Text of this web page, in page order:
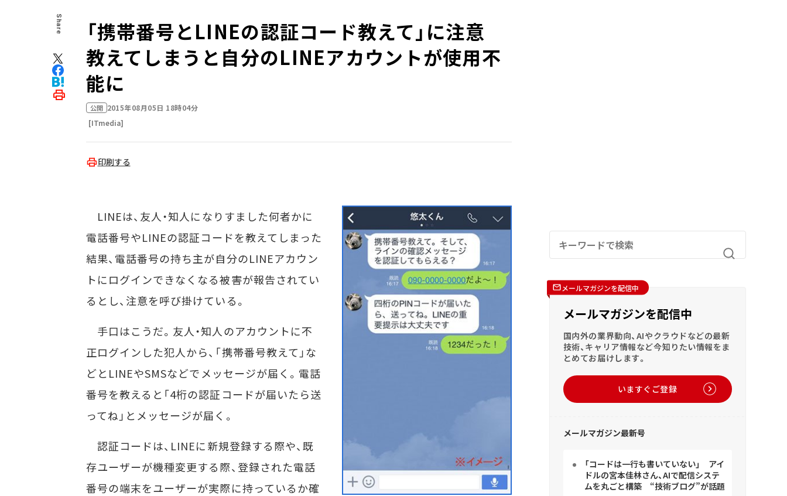
Share
「携帯番号とLINEの認証コード教えて」に注意
教えてしまうと自分のLINEアカウントが使用不
能に
公開 2015年08月05日 18時04分
[ITmedia]
印刷する
LINEは、友人・知人になりすました何者かに
電話番号やLINEの認証コードを教えてしまった
結果、電話番号の持ち主が自分のLINEアカウン
トにログインできなくなる被害が報告されてい
るとし、注意を呼び掛けている。
手口はこうだ。友人・知人のアカウントに不
正ログインした犯人から、「携帯番号教えて」な
どとLINEやSMSなどでメッセージが届く。電話
番号を教えると「4桁の認証コードが届いたら送
ってね」とメッセージが届く。
認証コードは、LINEに新規登録する際や、既
存ユーザーが機種変更する際、登録された電話
番号の端末をユーザーが実際に持っているか確
メールマガジンを配信中
メールマガジンを配信中
国内外の業界動向、AIやクラウドなどの最新
技術、キャリア情報など今知りたい情報をま
とめてお届けします。
いますぐご登録
メールマガジン最新号
「コードは一行も書いていない」 アイ
ドルの宮本佳林さん、AIで配信システ
ムを丸ごと構築 “技術ブログ”が話題